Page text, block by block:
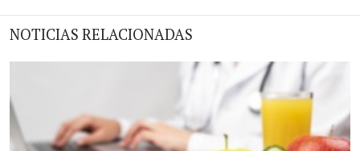
NOTICIAS RELACIONADAS